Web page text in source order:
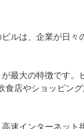
ルは、企業が日
最大の特徴です
店やショッピン
速インターネッ